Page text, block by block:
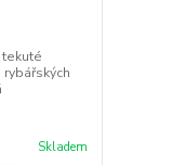
Skladem